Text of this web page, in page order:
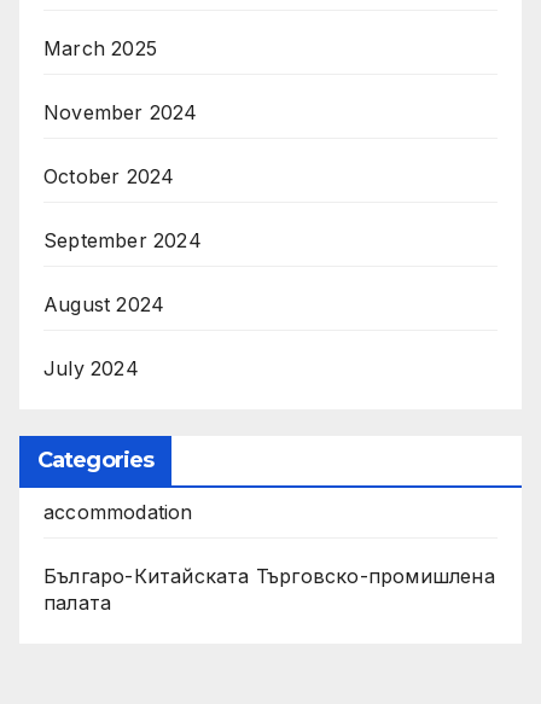
March 2025
November 2024
October 2024
September 2024
August 2024
July 2024
Categories
accommodation
Българо-Китайската Търговско-промишлена
палата